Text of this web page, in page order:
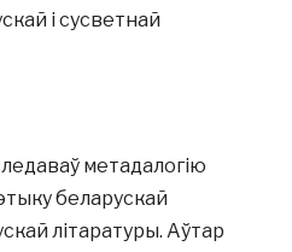
і сусветнай
метадалогію
беларускай
літаратуры. Аўтар